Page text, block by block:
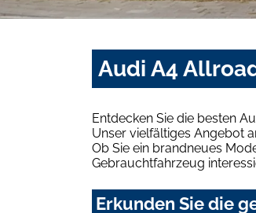
Audi A4
Entdecken Sie die besten
Unser vielfältiges Angebot
Ob Sie ein brandneues
Gebrauchtfahrzeug
Erkunden Sie die